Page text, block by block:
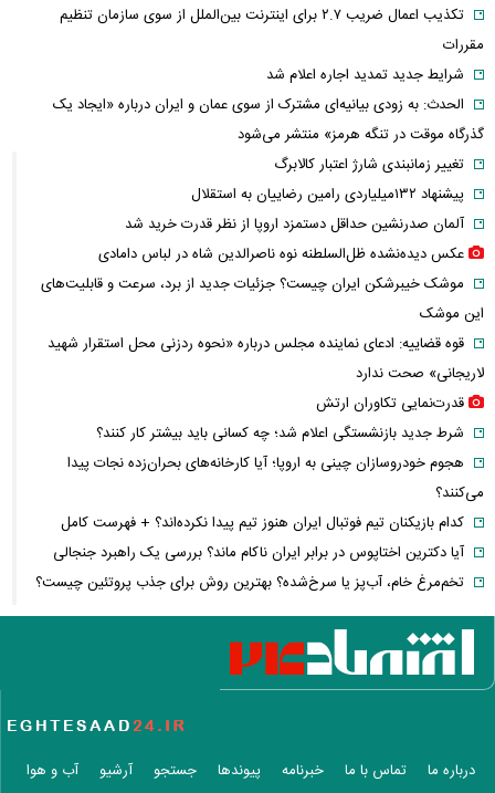
تکذیب اعمال ضریب ۲.۷ برای اینترنت بین‌الملل از سوی سازمان تنظیم
مقررات
شرایط جدید تمدید اجاره اعلام شد
الحدث: به زودی بیانیه‌ای مشترک از سوی عمان و ایران درباره «ایجاد یک
گذرگاه موقت در تنگه هرمز» منتشر می‌شود
تغییر زمانبندی‌ شارژ اعتبار کالابرگ
پیشنهاد ۱۳۲میلیاردی رامین رضاییان به استقلال
آلمان صدرنشین حداقل دستمزد اروپا از نظر قدرت خرید شد
عکس دیده‌نشده ظل‌السلطنه نوه ناصرالدین شاه در لباس دامادی
موشک خیبرشکن ایران چیست؟ جزئیات جدید از برد، سرعت و قابلیت‌های
این موشک
قوه قضاییه: ادعای نماینده مجلس درباره «نحوه ردزنی محل استقرار شهید
لاریجانی» صحت ندارد
قدرت‌نمایی تکاوران ارتش
شرط جدید بازنشستگی اعلام شد؛ چه کسانی باید بیشتر کار کنند؟
هجوم خودروسازان چینی به اروپا؛ آیا کارخانه‌های بحران‌زده نجات پیدا
می‌کنند؟
کدام بازیکنان تیم فوتبال ایران هنوز تیم پیدا نکرده‌اند؟ + فهرست کامل
آیا دکترین اختاپوس در برابر ایران ناکام ماند؟ بررسی یک راهبرد جنجالی
تخم‌مرغ خام، آب‌پز یا سرخ‌شده؟ بهترین روش برای جذب پروتئین چیست؟
پشت پرده خودکفایی دارویی؛ چرا واردات همچنان حرف اول را می‌زند؟
حمله خلبانان ایرانی به پایگاه آمریکا بدون GPS
شرایط تغییر نام خانوادگی و شناسنامه اعلام شد+ مراحل، مدارک لازم و قوانین
مصرف لبنیات یک‌چهارم شد؛ قیمت شیر باز هم افزایش می‌یابد؟ / هشدار
درباره ما تماس با ما خبرنامه پیوندها جستجو آرشیو
آب و هوا